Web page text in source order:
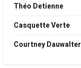
Théo Detienne
Casquette Verte
Courtney Dauwalter